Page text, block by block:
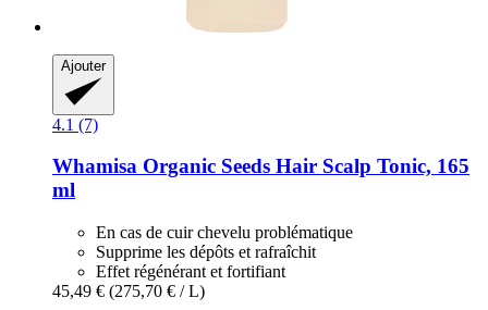
Ajouter
4.1 (7)
Whamisa Organic Seeds Hair Scalp Tonic, 165
ml
En cas de cuir chevelu problématique
Supprime les dépôts et rafraîchit
Effet régénérant et fortifiant
45,49 € (275,70 € / L)